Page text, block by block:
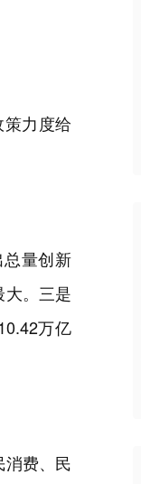
力度给
量创新
。三是
万亿
消费、民